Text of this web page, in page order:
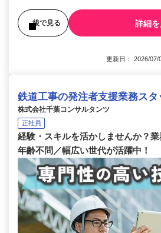
後で見る 詳細
更新日： 2026/
鉄道工事の発注者支援業務スタ
株式会社千葉コンサルタンツ
正社員
経験・スキルを活かしませんか？業
年齢不問／幅広い世代が活躍中！